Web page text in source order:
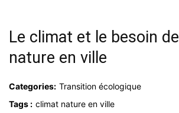
Le climat et le besoin de
nature en ville
Categories: Transition écologique
Tags : climat nature en ville